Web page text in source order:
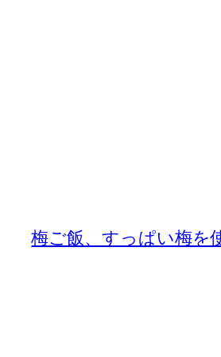
梅ご飯、すっぱい梅を